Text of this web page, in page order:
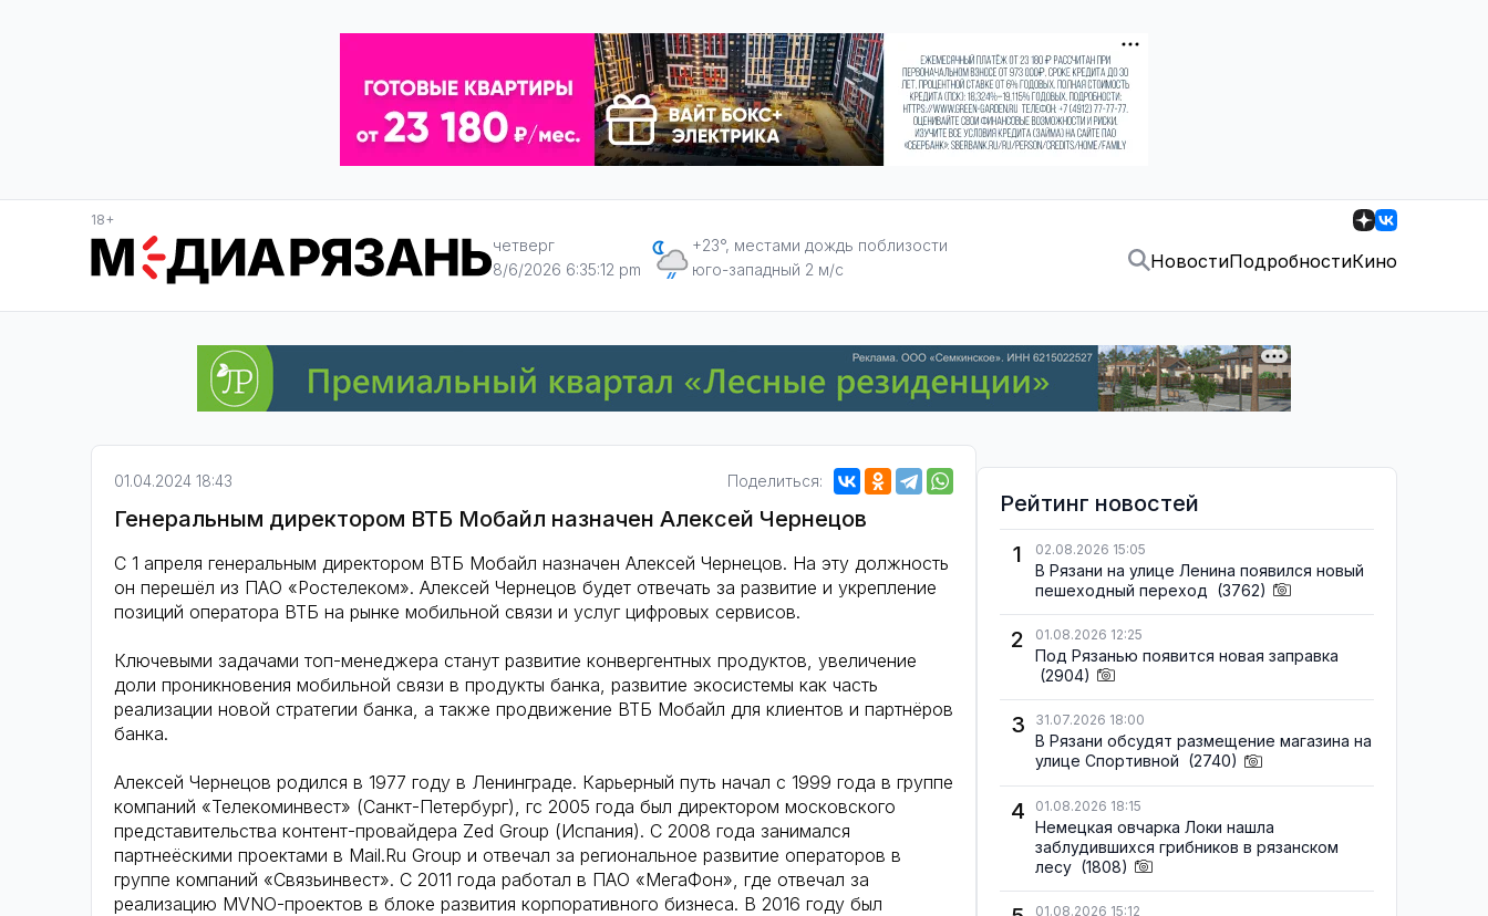
18+
четверг
8/6/2026 6:35:13 pm
+23°, местами дождь поблизости
юго-западный 2 м/с
НовостиПодробностиКино
01.04.2024 18:43 Поделиться:
Генеральным директором ВТБ Мобайл назначен Алексей Чернецов
С 1 апреля генеральным директором ВТБ Мобайл назначен Алексей Чернецов. На эту должность
он перешёл из ПАО «Ростелеком». Алексей Чернецов будет отвечать за развитие и укрепление
позиций оператора ВТБ на рынке мобильной связи и услуг цифровых сервисов.
Ключевыми задачами топ-менеджера станут развитие конвергентных продуктов, увеличение
доли проникновения мобильной связи в продукты банка, развитие экосистемы как часть
реализации новой стратегии банка, а также продвижение ВТБ Мобайл для клиентов и партнёров
банка.
Алексей Чернецов родился в 1977 году в Ленинграде. Карьерный путь начал с 1999 года в группе
компаний «Телекоминвест» (Санкт-Петербург), гс 2005 года был директором московского
представительства контент-провайдера Zed Group (Испания). С 2008 года занимался
партнеёскими проектами в Mail.Ru Group и отвечал за региональное развитие операторов в
группе компаний «Связьинвест». С 2011 года работал в ПАО «МегаФон», где отвечал за
реализацию MVNO-проектов в блоке развития корпоративного бизнеса. В 2016 году был
Рейтинг новостей
1
02.08.2026 15:05
В Рязани на улице Ленина появился новый
пешеходный переход (3762)
2 01.08.2026 12:25
Под Рязанью появится новая заправка
(2904)
3 31.07.2026 18:00
В Рязани обсудят размещение магазина на
улице Спортивной (2740)
4 01.08.2026 18:15
Немецкая овчарка Локи нашла
заблудившихся грибников в рязанском
лесу (1808)
01.08.2026 15:12